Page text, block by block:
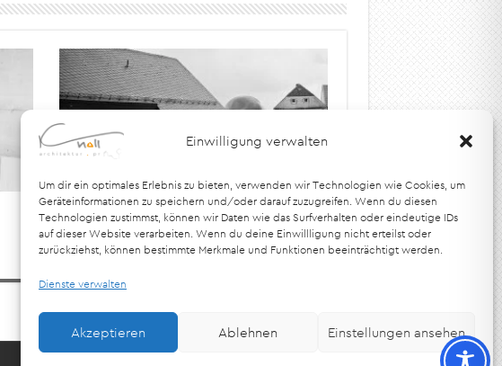
Einwilligung verwalten
Um dir ein optimales Erlebnis zu bieten, verwenden wir Technologien wie Cookies, um
Geräteinformationen zu speichern und/oder darauf zuzugreifen. Wenn du diesen
Technologien zustimmst, können wir Daten wie das Surfverhalten oder eindeutige IDs
auf dieser Website verarbeiten. Wenn du deine Einwillligung nicht erteilst oder
zurückziehst, können bestimmte Merkmale und Funktionen beeinträchtigt werden.
Dienste verwalten
Akzeptieren Ablehnen Einstellungen ansehen
Buchvorstellung: Dahinten gehts nicht
weiter